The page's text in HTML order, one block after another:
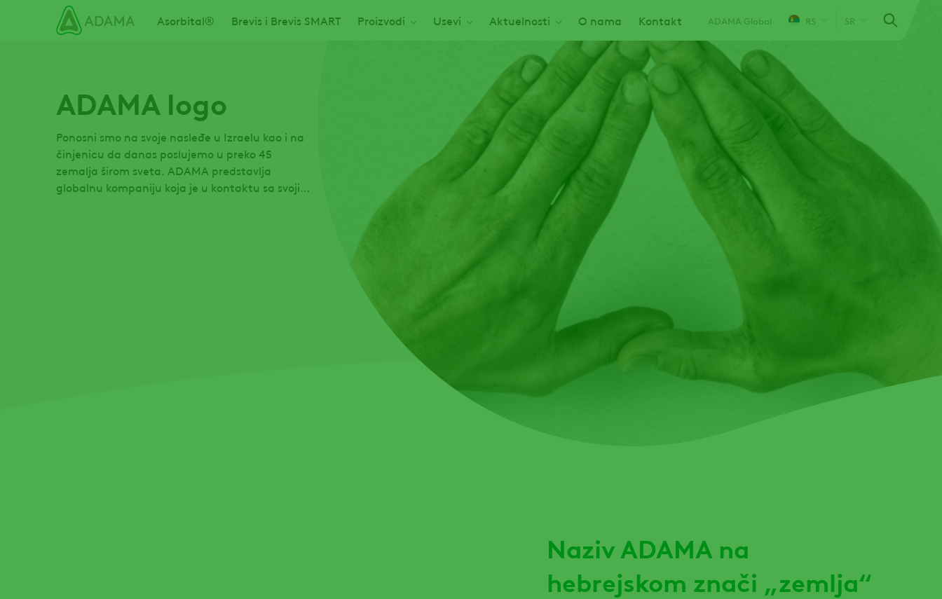
Main navigation
Asorbital® Brevis i Brevis SMART Proizvodi Usevi Aktuelnosti O nama Kontakt ADAMA Global RS SR
ADAMA logo
Ponosni smo na svoje nasleđe u Izraelu kao i na
činjenicu da danas poslujemo u preko 45
zemalja širom sveta. ADAMA predstavlja
globalnu kompaniju koja je u kontaktu sa svojim
Naziv ADAMA na
hebrejskom znači „zemlja“